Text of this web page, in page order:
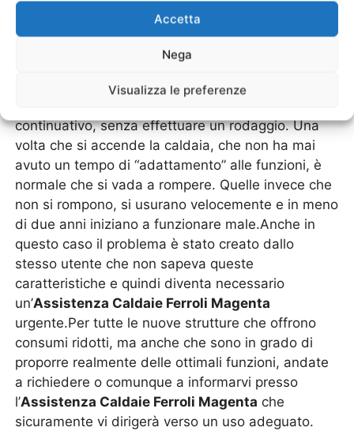
Accetta
Nega
Visualizza le preferenze
altro. Già questo è un comportamento errato
perché si danneggia e usura maggiormente una
parte. Quindi in breve sarà necessario
Assistenza Caldaie Ferroli Magenta
tecnica.Allo stesso modo ci sono gli utenti che
continuativo, senza effettuare un rodaggio. Una
volta che si accende la caldaia, che non ha mai
avuto un tempo di “adattamento” alle funzioni, è
normale che si vada a rompere. Quelle invece che
non si rompono, si usurano velocemente e in meno
di due anni iniziano a funzionare male.Anche in
questo caso il problema è stato creato dallo
stesso utente che non sapeva queste
caratteristiche e quindi diventa necessario
un’Assistenza Caldaie Ferroli Magenta
urgente.Per tutte le nuove strutture che offrono
consumi ridotti, ma anche che sono in grado di
proporre realmente delle ottimali funzioni, andate
a richiedere o comunque a informarvi presso
l’Assistenza Caldaie Ferroli Magenta che
sicuramente vi dirigerà verso un uso adeguato.